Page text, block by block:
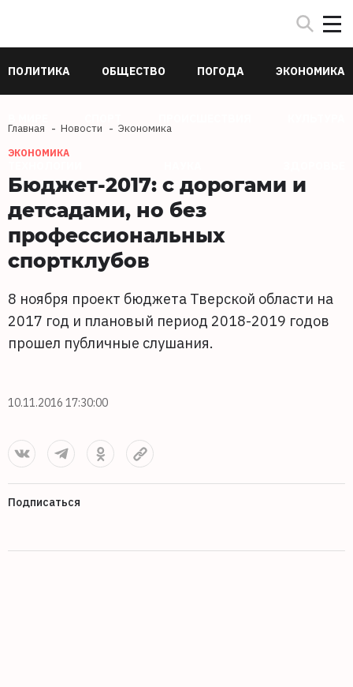
ПОЛИТИКА ОБЩЕСТВО ПОГОДА ЭКОНОМИКА
Главная Новости Экономика
ЭКОНОМИКА
Бюджет-2017: с дорогами и
детсадами, но без
профессиональных
спортклубов
8 ноября проект бюджета Тверской области на
2017 год и плановый период 2018-2019 годов
прошел публичные слушания.
10.11.2016 17:30:00
Подписаться